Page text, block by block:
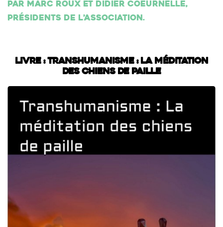
Par Marc Roux et Didier Coeurnelle,
présidents de l’association.
Livre : Transhumanisme : La méditation
des chiens de paille